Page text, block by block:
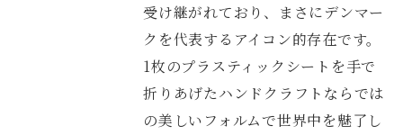
受け継がれており、まさにデンマー
クを代表するアイコン的存在です。
1枚のプラスティックシートを手で
折りあげたハンドクラフトならでは
の美しいフォルムで世界中を魅了し